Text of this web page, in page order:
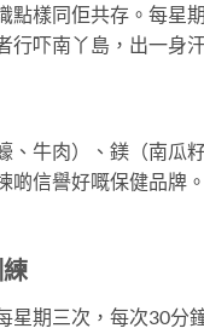
點樣同佢共存。每
行吓南丫島，出一身
、牛肉）、鎂（南瓜
啲信譽好嘅保健品牌
星期三次，每次30